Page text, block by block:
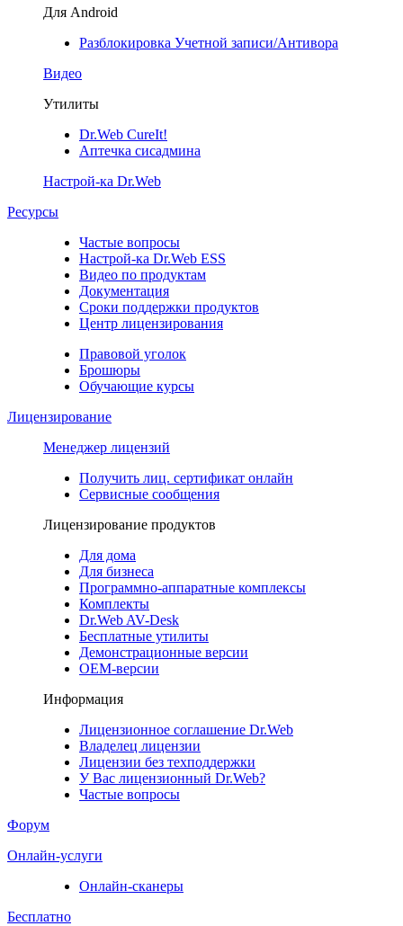
Для Android
Разблокировка Учетной записи/Антивора
Видео
Утилиты
Dr.Web CureIt!
Аптечка сисадмина
Настрой-ка Dr.Web
Ресурсы
Частые вопросы
Настрой-ка Dr.Web ESS
Видео по продуктам
Документация
Сроки поддержки продуктов
Центр лицензирования
Правовой уголок
Брошюры
Обучающие курсы
Лицензирование
Менеджер лицензий
Получить лиц. сертификат онлайн
Сервисные сообщения
Лицензирование продуктов
Для дома
Для бизнеса
Программно-аппаратные комплексы
Комплекты
Dr.Web AV-Desk
Бесплатные утилиты
Демонстрационные версии
ОЕМ-версии
Информация
Лицензионное соглашение Dr.Web
Владелец лицензии
Лицензии без техподдержки
У Вас лицензионный Dr.Web?
Частые вопросы
Форум
Онлайн-услуги
Онлайн-сканеры
Бесплатно